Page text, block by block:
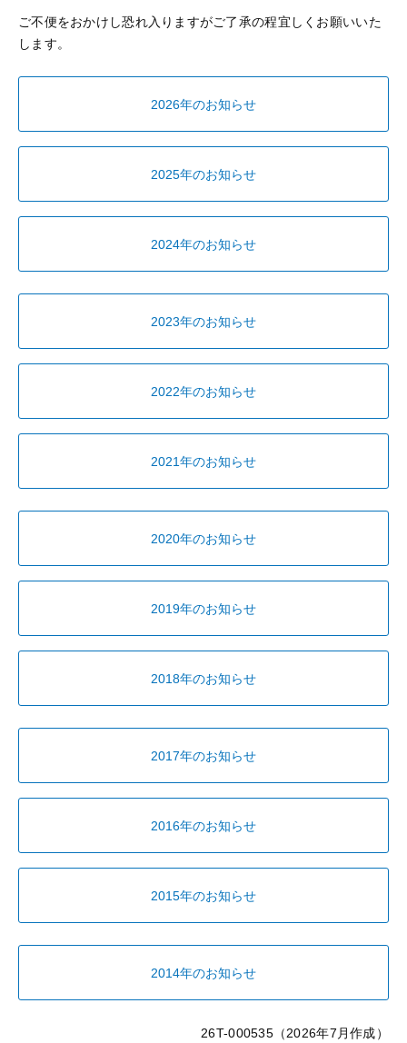
ご不便をおかけし恐れ入りますがご了承の程宜しくお願いいた
します。
2026年のお知らせ
2025年のお知らせ
2024年のお知らせ
2023年のお知らせ
2022年のお知らせ
2021年のお知らせ
2020年のお知らせ
2019年のお知らせ
2018年のお知らせ
2017年のお知らせ
2016年のお知らせ
2015年のお知らせ
2014年のお知らせ
26T-000535（2026年7月作成）